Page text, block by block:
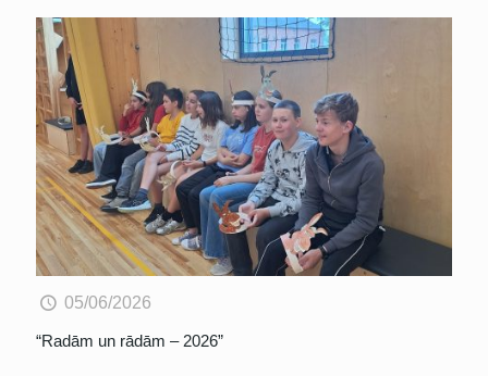
05/06/2026
“Radām un rādām – 2026”